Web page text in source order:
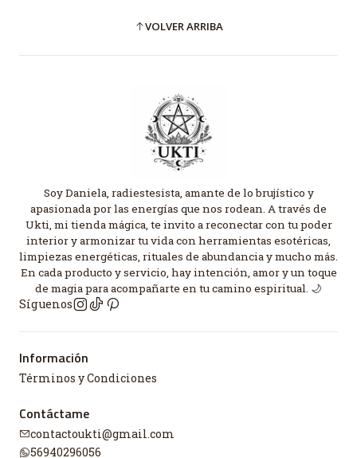
VOLVER ARRIBA
Soy Daniela, radiestesista, amante de lo brujístico y
apasionada por las energías que nos rodean. A través de
Ukti, mi tienda mágica, te invito a reconectar con tu poder
interior y armonizar tu vida con herramientas esotéricas,
limpiezas energéticas, rituales de abundancia y mucho más.
En cada producto y servicio, hay intención, amor y un toque
de magia para acompañarte en tu camino espiritual. 🌙
Síguenos
Información
Términos y Condiciones
Contáctame
contactoukti@gmail.com
56940296056